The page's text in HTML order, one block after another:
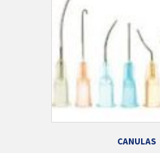
CANULAS